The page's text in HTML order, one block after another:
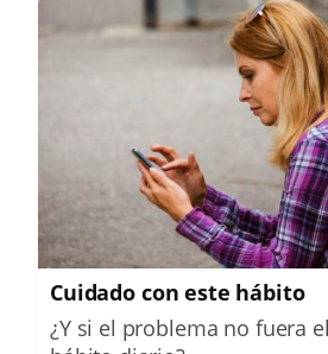
Cuidado con este hábito
¿Y si el problema no fuera